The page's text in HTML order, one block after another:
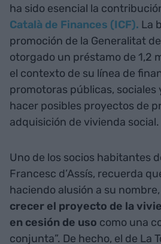
ha sido esencial la
Català de Finances (ICF). La
promoción de la Generalitat
otorgado un préstamo de 1,2
el contexto de su línea de
promotoras públicas, sociales
hacer posibles proyectos de
adquisición de vivienda social.
Uno de los socios habitantes
Francesc d’Assís, recuerda
haciendo alusión a su nombre,
crecer el proyecto de la
en cesión de uso como una
conjunta”. De hecho, el de La